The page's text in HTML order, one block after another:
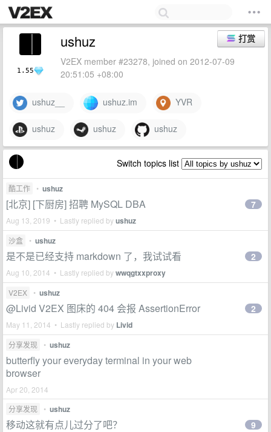
1.55
打赏
ushuz
V2EX member #23278, joined on 2012-07-09
20:51:05 +08:00
ushuz__ ushuz.im YVR
ushuz ushuz ushuz
Switch topics list
酷工作 • ushuz
[北京] [下厨房] 招聘 MySQL DBA
Aug 13, 2019 • Lastly replied byushuz
7
沙盒 • ushuz
是不是已经支持 markdown 了，我试试看
Aug 10, 2014 • Lastly replied bywwqgtxxproxy
2
V2EX • ushuz
@Livid V2EX 图床的 404 会报 AssertionError
May 11, 2014 • Lastly replied by Livid
2
分享发现 • ushuz
butterfly your everyday terminal in your web
browser
Apr 20, 2014
分享发现
• ushuz
移动这就有点儿过分了吧？ 9